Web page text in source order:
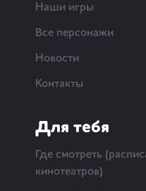
Наши игры
Все персонажи
Новости
Контакты
Для тебя
Где смотреть
кинотеатров)